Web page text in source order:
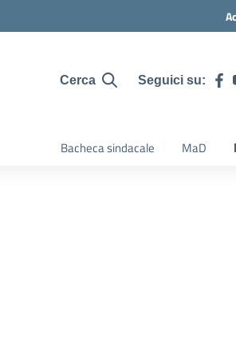
Cerca Seguici su:
Bacheca sindacale MaD